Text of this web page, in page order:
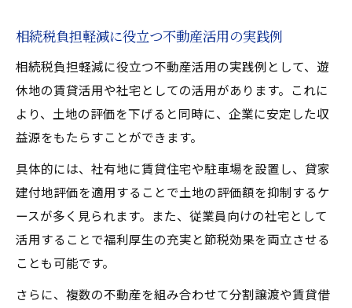
相続税負担軽減に役立つ不動産活用の実践例
相続税負担軽減に役立つ不動産活用の実践例として、遊
休地の賃貸活用や社宅としての活用があります。これに
より、土地の評価を下げると同時に、企業に安定した収
益源をもたらすことができます。
具体的には、社有地に賃貸住宅や駐車場を設置し、貸家
建付地評価を適用することで土地の評価額を抑制するケ
ースが多く見られます。また、従業員向けの社宅として
活用することで福利厚生の充実と節税効果を両立させる
ことも可能です。
さらに、複数の不動産を組み合わせて分割譲渡や賃貸借